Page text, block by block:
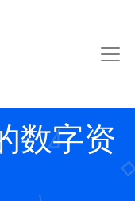
数字资